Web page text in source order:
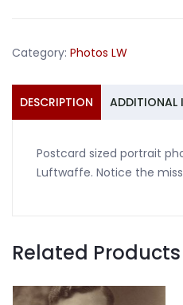
quantity
Category: Photos LW
DESCRIPTION ADDITIONAL
Postcard sized portrait
Luftwaffe. Notice the
Related Products